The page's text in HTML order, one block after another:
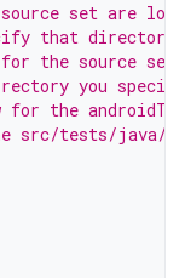
set are
that directory
for the source
you
the
src/tests/java/